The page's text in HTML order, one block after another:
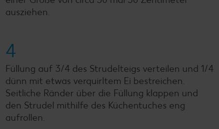
ausziehen.
4
Füllung auf 3/4 des Strudelteigs verteilen und 1/4
dünn mit etwas verquirltem Ei bestreichen.
Seitliche Ränder über die Füllung klappen und
den Strudel mithilfe des Küchentuches eng
aufrollen.